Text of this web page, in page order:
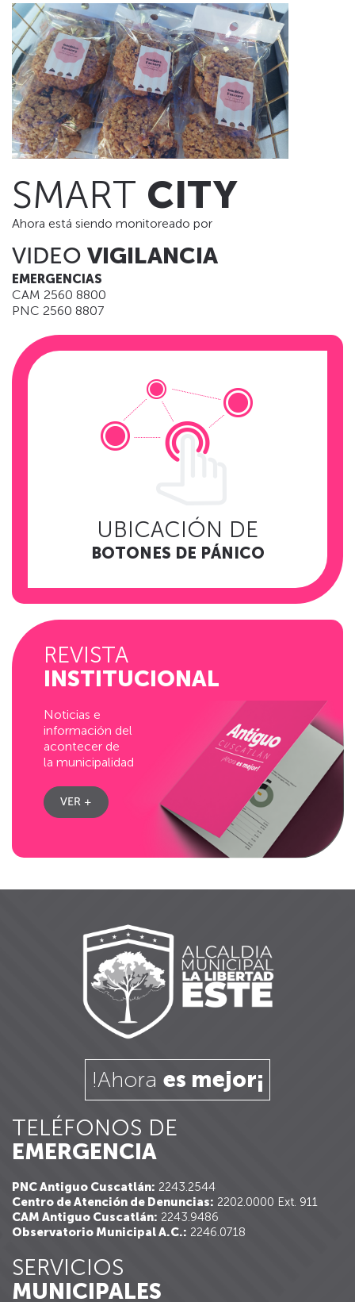
SMART CITY
Ahora está siendo monitoreado por
VIDEO VIGILANCIA
EMERGENCIAS
CAM 2560 8800
PNC 2560 8807
UBICACIÓN DE
BOTONES DE PÁNICO
REVISTA
INSTITUCIONAL
Noticias e
información del
acontecer de
la municipalidad
VER +
!Ahora es mejor¡
TELÉFONOS DE
EMERGENCIA
PNC Antiguo Cuscatlán: 2243.2544
Centro de Atención de Denuncias: 2202.0000 Ext. 911
CAM Antiguo Cuscatlán: 2243.9486
Observatorio Municipal A.C.: 2246.0718
SERVICIOS
MUNICIPALES